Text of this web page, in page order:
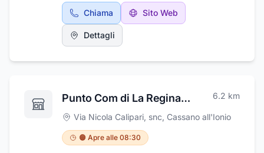
serramenti, per garantire la massima
sicurezza e qualità dei prodotti finali. La
Smetal s.r.l. ha effettuato un percorso
evolutivo che le ha permesso di posizionarsi
europee nel settore delle chiusure civili e
legno, basculanti coibentate, portoni sezionali
civili e industriali, serrande avvolgibili cieche,
tubolari e a maglia, porte REI, multiuso e per
cantine, portoni scorrevoli in lamiera e
coibentati e portoni a libro.
Chiama Sito Web
Dettagli
Punto Com di La Regina Filomena 6.2 km
Via Nicola Calipari, snc, Cassano all'Ionio
🟠 Apre alle 08:30